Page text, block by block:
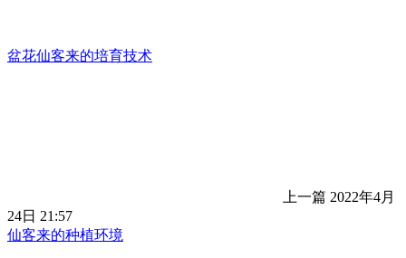
盆花仙客来的培育技术
上一篇 2022年4月
24日 21:57
仙客来的种植环境